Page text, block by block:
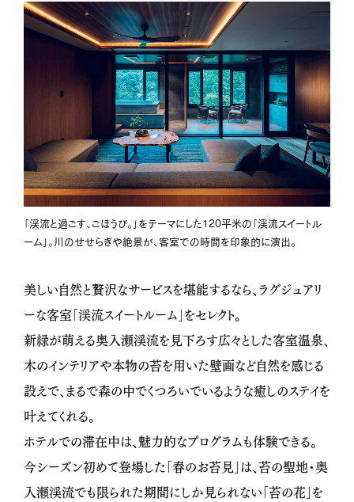
「渓流と過ごす、ごほうび。」をテーマにした120平米の「渓流スイートル
ーム」。川のせせらぎや絶景が、客室での時間を印象的に演出。
美しい自然と贅沢なサービスを堪能するなら、ラグジュアリ
ーな客室「渓流スイートルーム」をセレクト。
新緑が萌える奥入瀬渓流を見下ろす広々とした客室温泉、
木のインテリアや本物の苔を用いた壁画など自然を感じる
設えで、まるで森の中でくつろいでいるような癒しのステイを
叶えてくれる。
ホテルでの滞在中は、魅力的なプログラムも体験できる。
今シーズン初めて登場した「春のお苔見」は、苔の聖地・奥
入瀬渓流でも限られた期間にしか見られない「苔の花」を